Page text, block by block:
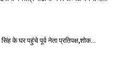
के घर पहुंचे पूर्व नेता प्रतिपक्ष,शोक…